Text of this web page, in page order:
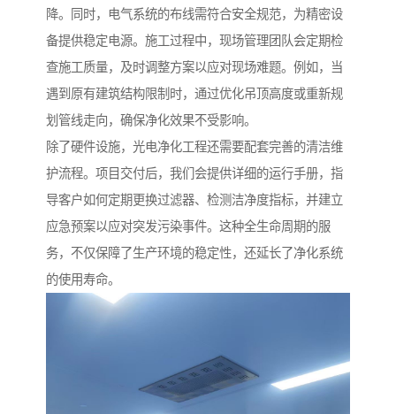
降。同时，电气系统的布线需符合安全规范，为精密设
备提供稳定电源。施工过程中，现场管理团队会定期检
查施工质量，及时调整方案以应对现场难题。例如，当
遇到原有建筑结构限制时，通过优化吊顶高度或重新规
划管线走向，确保净化效果不受影响。
除了硬件设施，光电净化工程还需要配套完善的清洁维
护流程。项目交付后，我们会提供详细的运行手册，指
导客户如何定期更换过滤器、检测洁净度指标，并建立
应急预案以应对突发污染事件。这种全生命周期的服
务，不仅保障了生产环境的稳定性，还延长了净化系统
的使用寿命。